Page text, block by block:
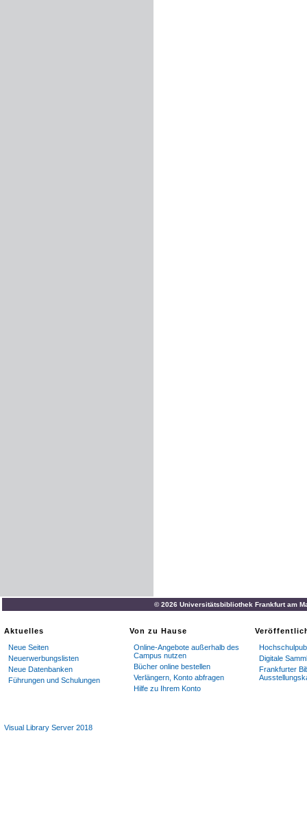
© 2026 Universitätsbibliothek Frankfurt am
Aktuelles
Neue Seiten
Neuerwerbungslisten
Neue Datenbanken
Führungen und Schulungen
Von zu Hause
Online-Angebote außerhalb des
Campus nutzen
Bücher online bestellen
Verlängern, Konto abfragen
Hilfe zu Ihrem Konto
Digitale
Frankfurter
Visual Library Server 2018